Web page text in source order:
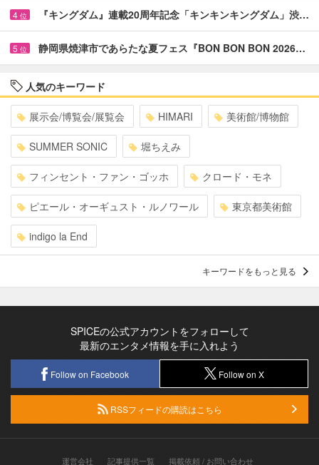
4 位 『キングダム』連載20周年記念「キンキンキングダム」渋…
5 位 静岡県焼津市であらたな夏フェス『BON BON BON 2026…
人気のキーワード
展示会/博覧会/展覧会 HIMARI 美術館/博物館
SUMMER SONIC 堀ちえみ
フィンセント・ファン・ゴッホ クロード・モネ
ピエール・オーギュスト・ルノワール 東京都美術館
indigo la End
キーワードをもっと見る
SPICEの公式アカウントをフォローして
最新のエンタメ情報を手に入れよう
Follow on Facebook Follow on X
RSSフィードの購読はこちら
運営会社 記事提供一覧 掲載依頼 / お問い合わせ